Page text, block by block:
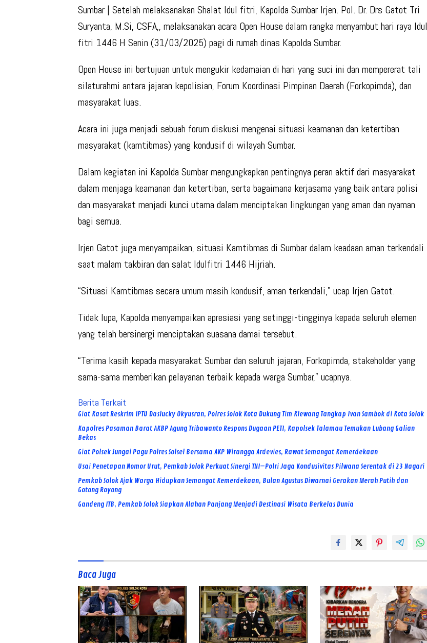
Sumbar | Setelah melaksanakan Shalat Idul fitri, Kapolda Sumbar Irjen. Pol. Dr. Drs Gatot Tri
Suryanta, M.Si, CSFA,, melaksanakan acara Open House dalam rangka menyambut hari raya Idul
fitri 1446 H Senin (31/03/2025) pagi di rumah dinas Kapolda Sumbar.
Open House ini bertujuan untuk mengukir kedamaian di hari yang suci ini dan mempererat tali
silaturahmi antara jajaran kepolisian, Forum Koordinasi Pimpinan Daerah (Forkopimda), dan
masyarakat luas.
Acara ini juga menjadi sebuah forum diskusi mengenai situasi keamanan dan ketertiban
masyarakat (kamtibmas) yang kondusif di wilayah Sumbar.
Dalam kegiatan ini Kapolda Sumbar mengungkapkan pentingnya peran aktif dari masyarakat
dalam menjaga keamanan dan ketertiban, serta bagaimana kerjasama yang baik antara polisi
dan masyarakat menjadi kunci utama dalam menciptakan lingkungan yang aman dan nyaman
bagi semua.
Irjen Gatot juga menyampaikan, situasi Kamtibmas di Sumbar dalam keadaan aman terkendali
saat malam takbiran dan salat Idulfitri 1446 Hijriah.
“Situasi Kamtibmas secara umum masih kondusif, aman terkendali,” ucap Irjen Gatot.
Tidak lupa, Kapolda menyampaikan apresiasi yang setinggi-tingginya kepada seluruh elemen
yang telah bersinergi menciptakan suasana damai tersebut.
“Terima kasih kepada masyarakat Sumbar dan seluruh jajaran, Forkopimda, stakeholder yang
sama-sama memberikan pelayanan terbaik kepada warga Sumbar,” ucapnya.
Berita Terkait
Giat Kasat Reskrim IPTU Daslucky Okyusran, Polres Solok Kota Dukung Tim Klewang Tangkap Ivan Sambok di Kota Solok
Kapolres Pasaman Barat AKBP Agung Tribawanto Respons Dugaan PETI, Kapolsek Talamau Temukan Lubang Galian
Bekas
Giat Polsek Sungai Pagu Polres Solsel Bersama AKP Wirangga Ardevies, Rawat Semangat Kemerdekaan
Usai Penetapan Nomor Urut, Pemkab Solok Perkuat Sinergi TNI–Polri Jaga Kondusivitas Pilwana Serentak di 23 Nagari
Pemkab Solok Ajak Warga Hidupkan Semangat Kemerdekaan, Bulan Agustus Diwarnai Gerakan Merah Putih dan
Gotong Royong
Gandeng ITB, Pemkab Solok Siapkan Alahan Panjang Menjadi Destinasi Wisata Berkelas Dunia
Baca Juga